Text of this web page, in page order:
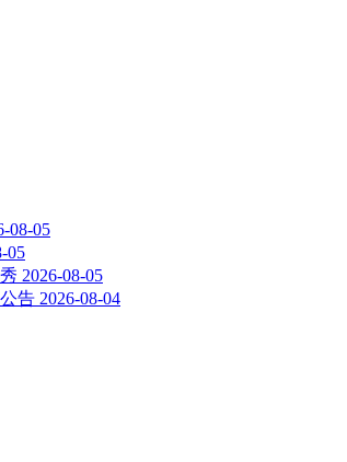
08-05
05
2026-08-05
告 2026-08-04